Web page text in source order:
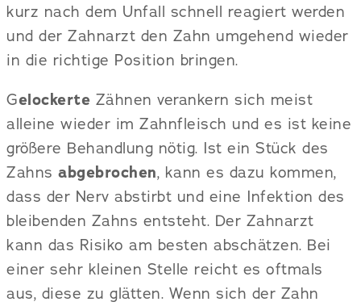
kurz nach dem Unfall schnell reagiert werden
und der Zahnarzt den Zahn umgehend wieder
in die richtige Position bringen.
Gelockerte Zähnen verankern sich meist
alleine wieder im Zahnfleisch und es ist keine
größere Behandlung nötig. Ist ein Stück des
Zahns abgebrochen, kann es dazu kommen,
dass der Nerv abstirbt und eine Infektion des
bleibenden Zahns entsteht. Der Zahnarzt
kann das Risiko am besten abschätzen. Bei
einer sehr kleinen Stelle reicht es oftmals
aus, diese zu glätten. Wenn sich der Zahn